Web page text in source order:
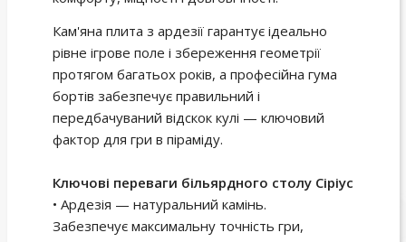
Кам'яна плита з ардезії гарантує ідеально
рівне ігрове поле і збереження геометрії
протягом багатьох років, а професійна гума
бортів забезпечує правильний і
передбачуваний відскок кулі — ключовий
фактор для гри в піраміду.
Ключові переваги більярдного столу Сіріус
• Ардезія — натуральний камінь.
Забезпечує максимальну точність гри,